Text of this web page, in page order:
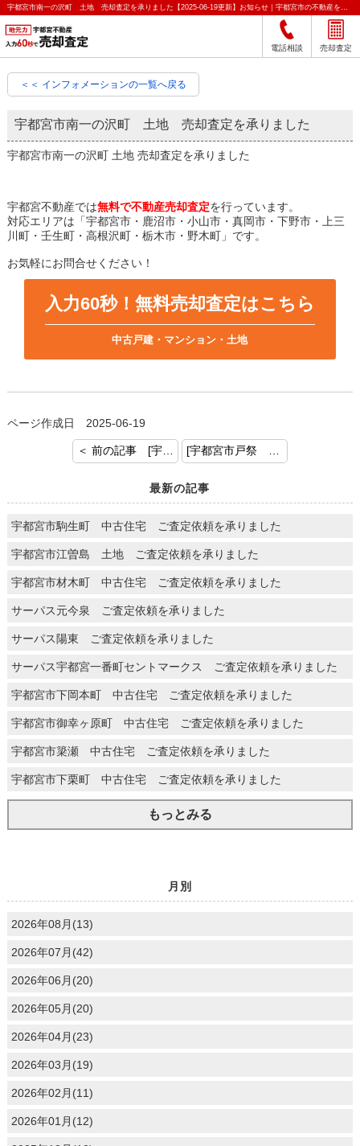
宇都宮市南一の沢町 土地 売却査定を承りました【2025-06-19更新】お知らせ｜宇都宮市の不動産をクイック売却査定｜宇都宮不動産
電話相談 売却査定
＜＜ インフォメーションの一覧へ戻る
宇都宮市南一の沢町 土地 売却査定を承りました
宇都宮市南一の沢町 土地 売却査定を承りました
宇都宮不動産では無料で不動産売却査定を行っています。
対応エリアは「宇都宮市・鹿沼市・小山市・真岡市・下野市・上三
川町・壬生町・高根沢町・栃木市・野木町」です。
お気軽にお問合せください！
入力60秒！無料売却査定はこちら
中古戸建・マンション・土地
ページ作成日 2025-06-19
＜ 前の記事 [宇都宮市平松本町 土地 売却査定を承りました]
最新の記事
宇都宮市駒生町 中古住宅 ご査定依頼を承りました
宇都宮市江曽島 土地 ご査定依頼を承りました
宇都宮市材木町 中古住宅 ご査定依頼を承りました
サーパス元今泉 ご査定依頼を承りました
サーパス陽東 ご査定依頼を承りました
サーパス宇都宮一番町セントマークス ご査定依頼を承りました
宇都宮市下岡本町 中古住宅 ご査定依頼を承りました
宇都宮市御幸ヶ原町 中古住宅 ご査定依頼を承りました
宇都宮市簗瀬 中古住宅 ご査定依頼を承りました
宇都宮市下栗町 中古住宅 ご査定依頼を承りました
もっとみる
月別
2026年08月(13)
2026年07月(42)
2026年06月(20)
2026年05月(20)
2026年04月(23)
2026年03月(19)
2026年02月(11)
2026年01月(12)